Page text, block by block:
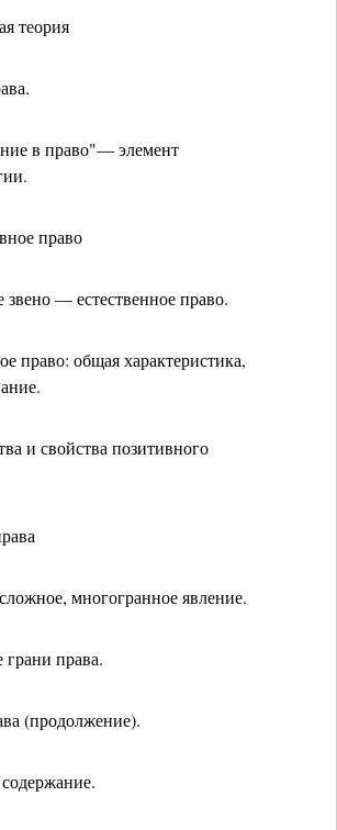
теория
в право"— элемент
право
звено — естественное право.
право: общая характеристика,
и свойства позитивного
многогранное явление.
права.
(продолжение).